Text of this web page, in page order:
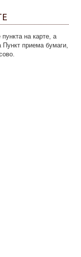
на карте, а
Пункт приема бумаги,